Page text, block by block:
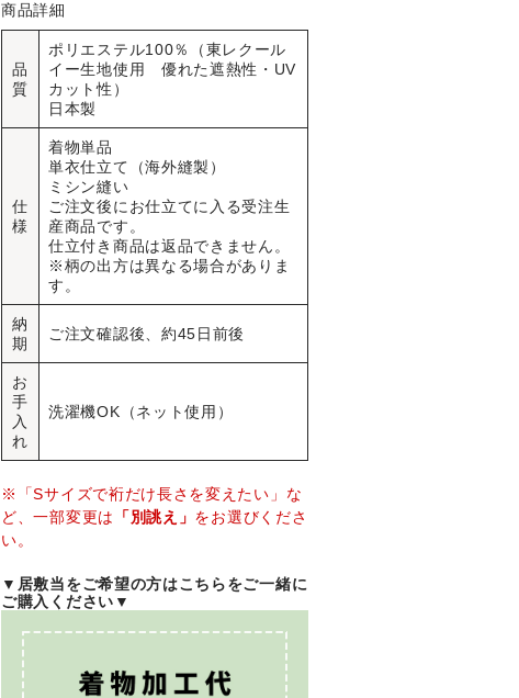
商品詳細
品
質
ポリエステル100％（東レクール
イー生地使用 優れた遮熱性・UV
カット性）
日本製
仕
様
着物単品
単衣仕立て（海外縫製）
ミシン縫い
ご注文後にお仕立てに入る受注生
産商品です。
仕立付き商品は返品できません。
※柄の出方は異なる場合がありま
す。
納
期
ご注文確認後、約45日前後
お
手
入
れ
洗濯機OK（ネット使用）
※「Sサイズで裄だけ長さを変えたい」な
ど、一部変更は
「別誂え」 をお選びくださ
い。
▼居敷当をご希望の方はこちらをご一緒に
ご購入ください▼